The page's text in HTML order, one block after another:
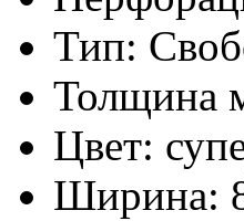
Тип:
Толщина
Цвет:
Ширина: